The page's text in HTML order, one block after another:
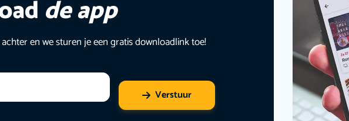
de app
en we sturen je een gratis downloadlink toe!
Verstuur